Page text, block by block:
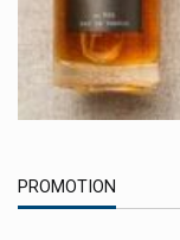
PROMOTION
Cysellia
Dafalgan Upsa
Daflon 500 Mg Servier
Deba Pharma